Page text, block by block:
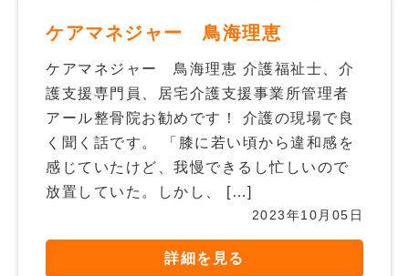
ケアマネジャー 鳥海理恵
ケアマネジャー 鳥海理恵 介護福祉士、介
護支援専門員、居宅介護支援事業所管理者
アール整骨院お勧めです！ 介護の現場で良
く聞く話です。 「膝に若い頃から違和感を
感じていたけど、我慢できるし忙しいので
放置していた。しかし、 […]
2023年10月05日
詳細を見る